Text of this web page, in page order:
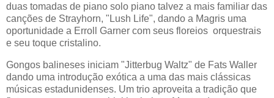
duas tomadas de piano solo piano talvez a mais familiar das
canções de Strayhorn, "Lush Life", dando a Magris uma
oportunidade a Erroll Garner com seus floreios orquestrais
e seu toque cristalino.
Gongos balineses iniciam "Jitterbug Waltz" de Fats Waller
dando uma introdução exótica a uma das mais clássicas
músicas estadunidenses. Um trio aproveita a tradição que